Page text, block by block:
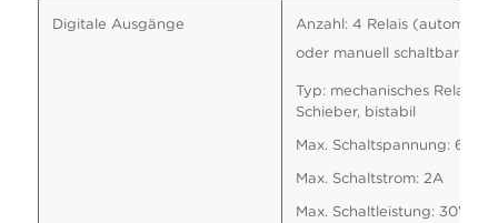
Digitale Ausgänge
Anzahl: 4 Relais
oder manuell schaltbar)
Typ: mechanisches Relais
Schieber, bistabil
Max. Schaltspannung:
Max. Schaltstrom: 2A
Max. Schaltleistung: 30VA